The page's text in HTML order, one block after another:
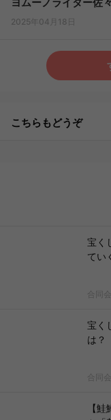
ヨムーノライター佐
2025年04月18日
こちらもどうぞ
宝く
てい
合同
宝く
は？
合同
【